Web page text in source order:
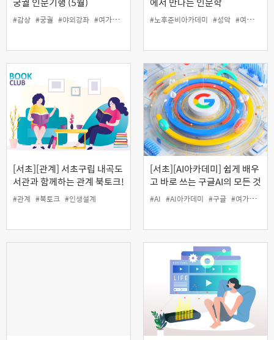
#감상 #궁궐 #야외강좌 #여가 #인생설계 #해설
#노후준비아카데미 #성악 #여가
[서초][관계] 서초구립 내곡도
서관과 함께하는 관계 북토크!
'오십이 넘으면 세상이 보이는
이유'
#관계 #북토크 #인생설계
[서초][AI아카데미] 쉽게 배우
고 바로 쓰는 구글AI의 모든 것
#AI #AI아카데미 #구글 #여가 #인생